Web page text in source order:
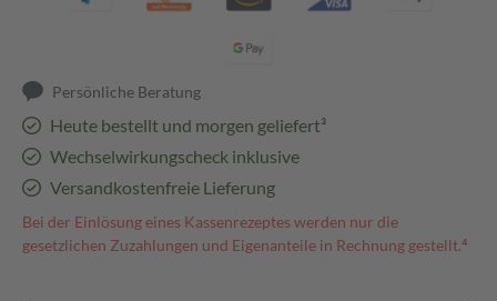
Persönliche Beratung
Heute bestellt und morgen geliefert³
Wechselwirkungscheck inklusive
Versandkostenfreie Lieferung
Bei der Einlösung eines Kassenrezeptes werden nur die
gesetzlichen Zuzahlungen und Eigenanteile in Rechnung gestellt.⁴